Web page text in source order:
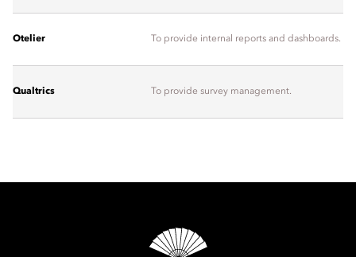
Otelier To provide internal reports and dashboards.
Qualtrics To provide survey management.